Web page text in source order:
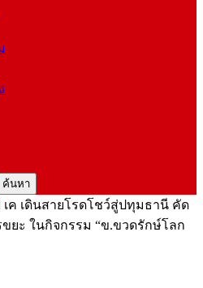
เค เดินสายโรดโชว์สู่ปทุมธานี คัด
ขยะ ในกิจกรรม “ข.ขวดรักษ์โลก